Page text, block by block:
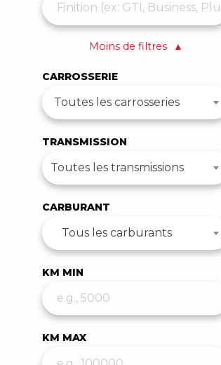
Moins de filtres ▲
CARROSSERIE
Toutes les carrosseries
TRANSMISSION
Toutes les transmissions
CARBURANT
Tous les carburants
KM MIN
KM MAX